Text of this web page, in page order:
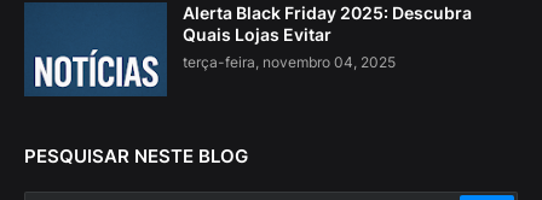
Alerta Black Friday 2025: Descubra
Quais Lojas Evitar
terça-feira, novembro 04, 2025
PESQUISAR NESTE BLOG